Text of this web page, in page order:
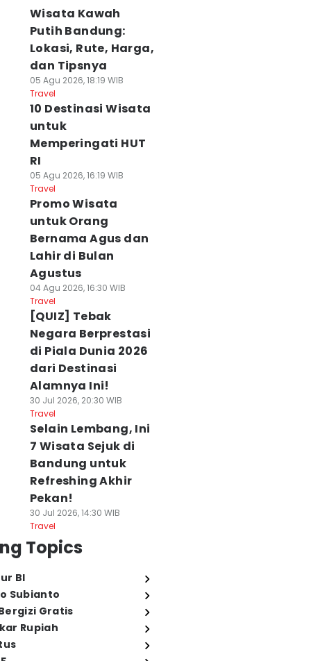
Wisata Kawah
Putih Bandung:
Lokasi, Rute, Harga,
dan Tipsnya
05 Agu 2026, 18:19 WIB
Travel
10 Destinasi Wisata
untuk
Memperingati HUT
RI
05 Agu 2026, 16:19 WIB
Travel
Promo Wisata
untuk Orang
Bernama Agus dan
Lahir di Bulan
Agustus
04 Agu 2026, 16:30 WIB
Travel
[QUIZ] Tebak
Negara Berprestasi
di Piala Dunia 2026
dari Destinasi
Alamnya Ini!
30 Jul 2026, 20:30 WIB
Travel
Selain Lembang, Ini
7 Wisata Sejuk di
Bandung untuk
Refreshing Akhir
Pekan!
30 Jul 2026, 14:30 WIB
Travel
Topics
BI
Subianto
Gratis
Rupiah